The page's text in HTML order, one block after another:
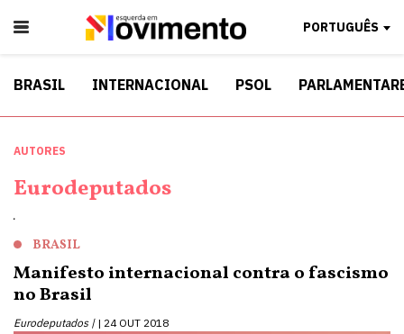
PORTUGUÊS
BRASIL INTERNACIONAL PSOL
AUTORES
Eurodeputados
.
BRASIL
Manifesto internacional contra o fascismo
no Brasil
Eurodeputados | 24 OUT 2018